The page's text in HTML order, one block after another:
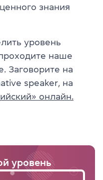
знания
уровень
наше
Заговорите на
speaker, на
онлайн.
уровень